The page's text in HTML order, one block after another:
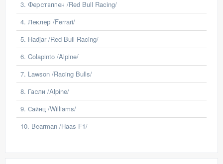
3. Ферстаппен /Red Bull Racing/
4. Леклер /Ferrari/
5. Hadjar /Red Bull Racing/
6. Colapinto /Alpine/
7. Lawson /Racing Bulls/
8. Гасли /Alpine/
9. Сайнц /Williams/
10. Bearman /Haas F1/